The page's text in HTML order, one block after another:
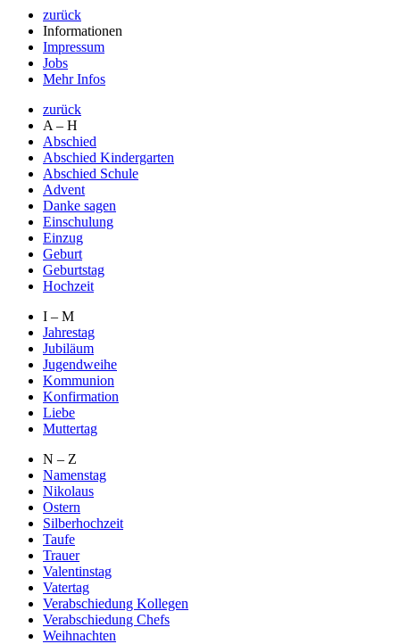
zurück
Informationen
Impressum
Jobs
Mehr Infos
zurück
A – H
Abschied
Abschied Kindergarten
Abschied Schule
Advent
Danke sagen
Einschulung
Einzug
Geburt
Geburtstag
Hochzeit
I – M
Jahrestag
Jubiläum
Jugendweihe
Kommunion
Konfirmation
Liebe
Muttertag
N – Z
Namenstag
Nikolaus
Ostern
Silberhochzeit
Taufe
Trauer
Valentinstag
Vatertag
Verabschiedung Kollegen
Verabschiedung Chefs
Weihnachten